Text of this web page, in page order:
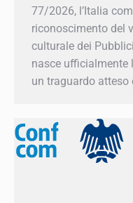
riconoscimento del
culturale dei
nasce ufficialmente
Ristorazione, un